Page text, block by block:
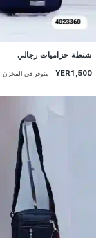
شنطة حزاميات رجالي
YER1,500 متوفر في المخزن